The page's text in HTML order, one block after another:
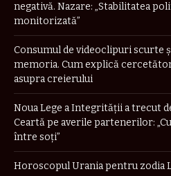
negativă. Nazare: „Stabilitatea
monitorizată”
Consumul de videoclipuri scurte
memoria. Cum explică
asupra creierului
Noua Lege a Integrității a trecut
Ceartă pe averile partenerilor:
între soți”
Horoscopul Urania pentru zodia